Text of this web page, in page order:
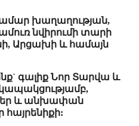
խաղաղության,
նվիրումի տարի
Արցախի և համայն
գալիք Նոր Տարվա և
և անխափան